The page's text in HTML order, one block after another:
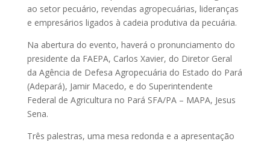
ao setor pecuário, revendas agropecuárias, lideranças
e empresários ligados à cadeia produtiva da pecuária.
Na abertura do evento, haverá o pronunciamento do
presidente da FAEPA, Carlos Xavier, do Diretor Geral
da Agência de Defesa Agropecuária do Estado do Pará
(Adepará), Jamir Macedo, e do Superintendente
Federal de Agricultura no Pará SFA/PA – MAPA, Jesus
Sena.
Três palestras, uma mesa redonda e a apresentação